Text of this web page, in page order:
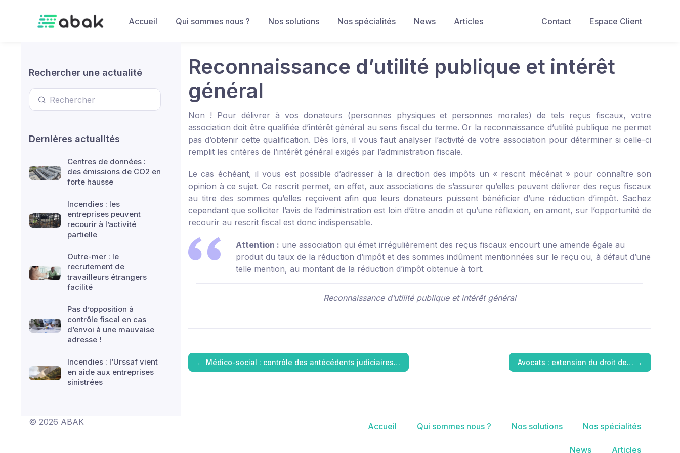
Contact
Espace Client
Accueil Qui sommes nous ? Nos solutions Nos spécialités News Articles
Rechercher une actualité
Dernières actualités
Centres de données :
des émissions de CO2 en
forte hausse
Incendies : les
entreprises peuvent
recourir à l’activité
partielle
Outre-mer : le
recrutement de
travailleurs étrangers
facilité
Pas d’opposition à
contrôle fiscal en cas
d’envoi à une mauvaise
adresse !
Incendies : l’Urssaf vient
en aide aux entreprises
sinistrées
Reconnaissance d’utilité publique et intérêt
général
Non ! Pour délivrer à vos donateurs (personnes physiques et personnes morales) de tels reçus fiscaux, votre
association doit être qualifiée d’intérêt général au sens fiscal du terme. Or la reconnaissance d’utilité publique ne permet
pas d’obtenir cette qualification. Dès lors, il vous faut analyser l’activité de votre association pour déterminer si celle-ci
remplit les critères de l’intérêt général exigés par l’administration fiscale.
Le cas échéant, il vous est possible d’adresser à la direction des impôts un « rescrit mécénat » pour connaître son
opinion à ce sujet. Ce rescrit permet, en effet, aux associations de s’assurer qu’elles peuvent délivrer des reçus fiscaux
au titre des sommes qu’elles reçoivent afin que leurs donateurs puissent bénéficier d’une réduction d’impôt. Sachez
cependant que solliciter l’avis de l’administration est loin d’être anodin et qu’une réflexion, en amont, sur l’opportunité de
recourir au rescrit fiscal est donc indispensable.
Attention : une association qui émet irrégulièrement des reçus fiscaux encourt une amende égale au
produit du taux de la réduction d’impôt et des sommes indûment mentionnées sur le reçu ou, à défaut d’une
telle mention, au montant de la réduction d’impôt obtenue à tort.
Reconnaissance d’utilité publique et intérêt général
← Médico-social : contrôle des antécédents judiciaires… Avocats : extension du droit de… →
© 2026 ABAK Accueil Qui sommes nous ? Nos solutions Nos spécialités
News Articles